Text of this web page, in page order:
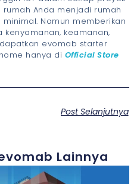
Anda menjadi rumah
Namun memberikan
keamanan,
evomab starter
hanya di Official Store
Post Selanjutnya
Lainnya